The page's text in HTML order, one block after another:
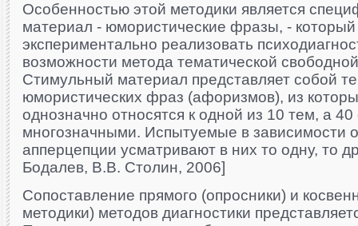
Особенностью этой методики является
материал - юмористические фразы, - который
экспериментально реализовать
возможности метода тематической
Стимульный материал представляет собой
юмористических фраз (афоризмов), из
однозначно относятся к одной из 10 тем, а
многозначными. Испытуемые в зависимости
апперцепции усматривают в них то одну, то
Бодалев, В.В. Столин, 2006]
Сопоставление прямого (опросники) и
методики) методов диагностики